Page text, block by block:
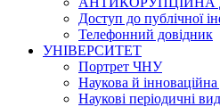
Доступ до публічної
Телефонний довідник
УНІВЕРСИТЕТ
Портрет ЧНУ
Наукова й інноваційна
Наукові періодичні